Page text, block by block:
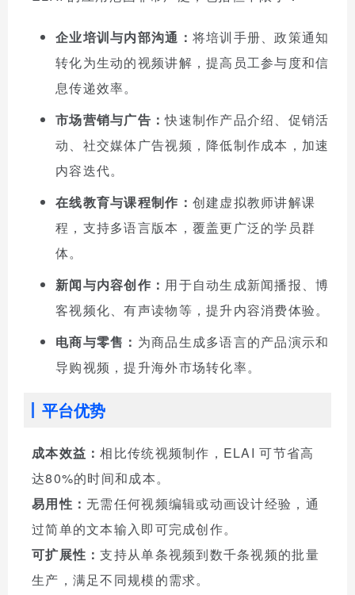
企业培训与内部沟通： 将培训手册、政策通知
转化为生动的视频讲解，提高员工参与度和信
息传递效率。
市场营销与广告：快速制作产品介绍、促销活
动、社交媒体广告视频，降低制作成本，加速
内容迭代。
在线教育与课程制作： 创建虚拟教师讲解课
程，支持多语言版本，覆盖更广泛的学员群
体。
新闻与内容创作： 用于自动生成新闻播报、博
客视频化、有声读物等，提升内容消费体验。
电商与零售： 为商品生成多语言的产品演示和
导购视频，提升海外市场转化率。
平台优势
成本效益：相比传统视频制作，ELAI 可节省高
达80%的时间和成本。
易用性：无需任何视频编辑或动画设计经验，通
过简单的文本输入即可完成创作。
可扩展性：支持从单条视频到数千条视频的批量
生产，满足不同规模的需求。